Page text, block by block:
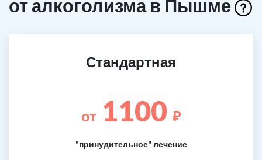
от алкоголизма в Пышме
Стандартная
от 1100 ₽
"принудительное" лечение